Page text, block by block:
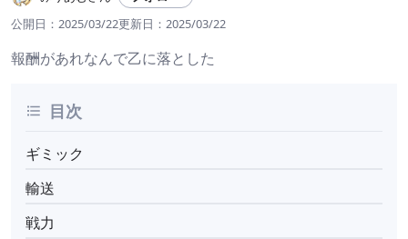
公開日： 2025/03/22更新日： 2025/03/22
報酬があれなんで乙に落とした
目次
ギミック
輸送
戦力